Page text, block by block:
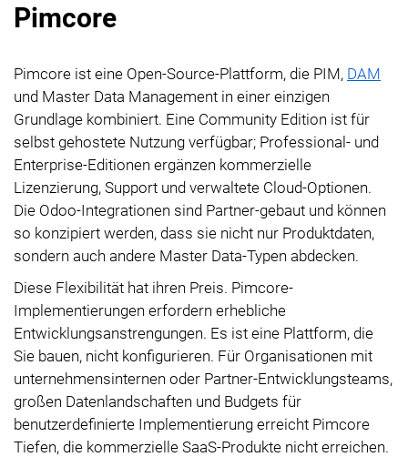
Pimcore
Pimcore ist eine Open-Source-Plattform, die PIM, DAM
und Master Data Management in einer einzigen
Grundlage kombiniert. Eine Community Edition ist für
selbst gehostete Nutzung verfügbar; Professional- und
Enterprise-Editionen ergänzen kommerzielle
Lizenzierung, Support und verwaltete Cloud-Optionen.
Die Odoo-Integrationen sind Partner-gebaut und können
so konzipiert werden, dass sie nicht nur Produktdaten,
sondern auch andere Master Data-Typen abdecken.
Diese Flexibilität hat ihren Preis. Pimcore-
Implementierungen erfordern erhebliche
Entwicklungsanstrengungen. Es ist eine Plattform, die
Sie bauen, nicht konfigurieren. Für Organisationen mit
unternehmensinternen oder Partner-Entwicklungsteams,
großen Datenlandschaften und Budgets für
benutzerdefinierte Implementierung erreicht Pimcore
Tiefen, die kommerzielle SaaS-Produkte nicht erreichen.